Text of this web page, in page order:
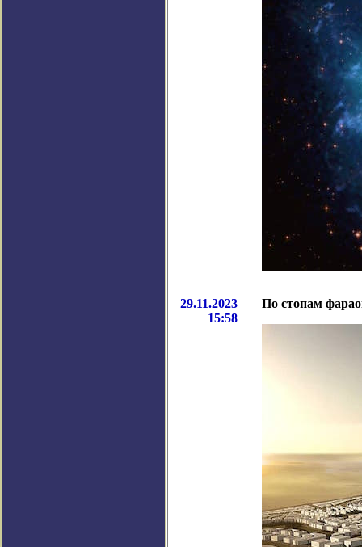
29.11.2023
15:58
По стопам